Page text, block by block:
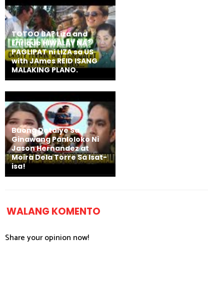
TOTOO BA? Liza and
Enrique HIWALAY NA?
PAGLIPAT ni LIZA sa US
with JAmes REID ISANG
MALAKING PLANO.
Buong Detalye Sa
Ginawang Panloloko Ni
Jason Hernandez at
Moira Dela Torre Sa Isat-
isa!
WALANG KOMENTO
Share your opinion now!